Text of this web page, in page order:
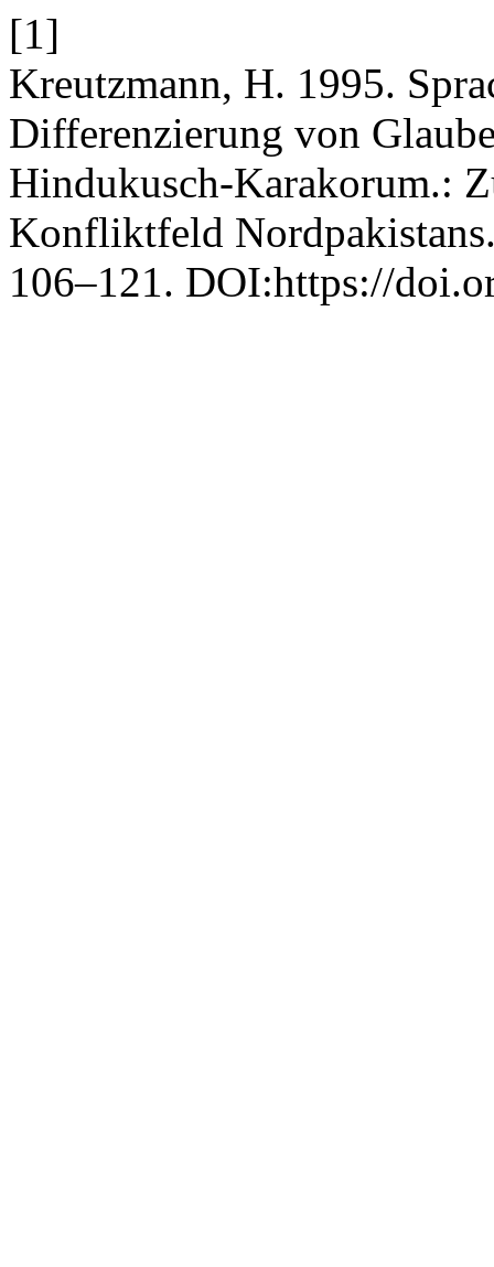
[1]
Kreutzmann, H. 1995.
Differenzierung von
Hindukusch-Karakorum.:
Konfliktfeld
106–121. DOI:https://